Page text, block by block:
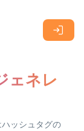
ェネレ
ッシュタグの